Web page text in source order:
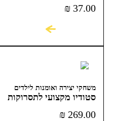
₪ 37.00
משחקי יצירה ואומנות לילדים
סטודיו מקצועי לתסרוקות
₪ 269.00